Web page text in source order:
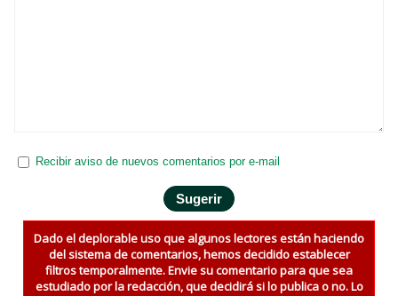
Recibir aviso de nuevos comentarios por e-mail
Dado el deplorable uso que algunos lectores están haciendo
del sistema de comentarios, hemos decidido establecer
filtros temporalmente. Envie su comentario para que sea
estudiado por la redacción, que decidirá si lo publica o no. Lo